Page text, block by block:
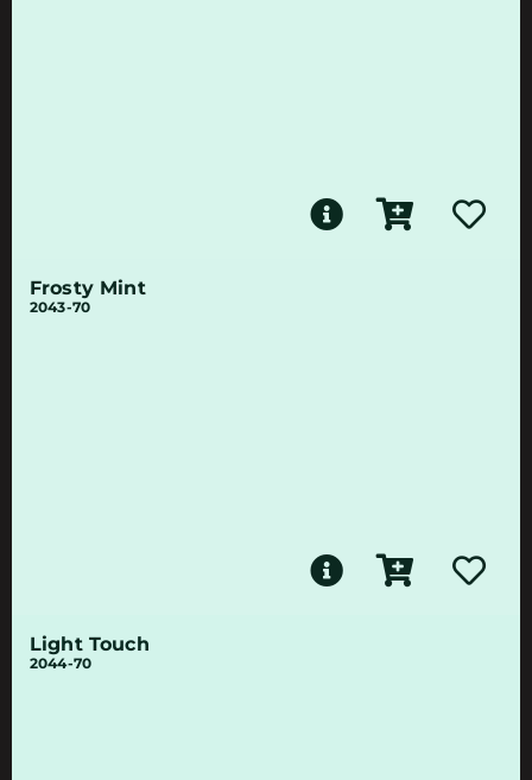
Frosty Mint
2043-70
Light Touch
2044-70